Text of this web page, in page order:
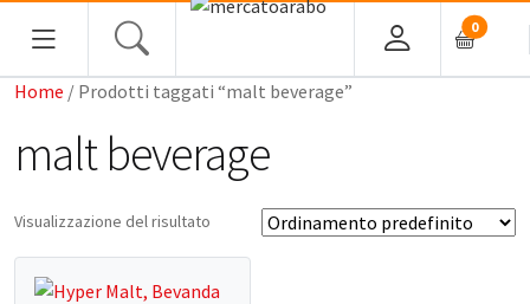
0
HOME
ALIMENTARI
COSMESI
PROFUMI ARABI
Home / Prodotti taggati “malt beverage”
malt beverage
Visualizzazione del risultato